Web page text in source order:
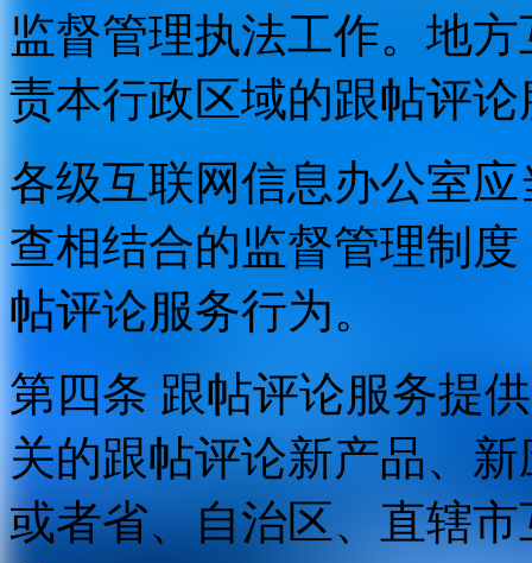
监督管理执法工作。地
责本行政区域的跟帖评
各级互联网信息办公室
查相结合的监督管理制
帖评论服务行为。
第四条 跟帖评论服务提
关的跟帖评论新产品、
或者省、自治区、直辖